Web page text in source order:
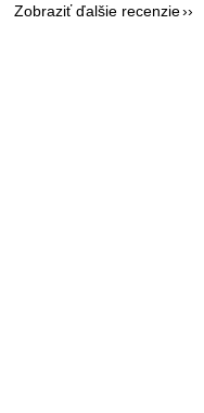
Zobraziť ďalšie recenzie